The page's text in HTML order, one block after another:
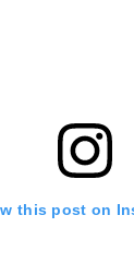
this post on